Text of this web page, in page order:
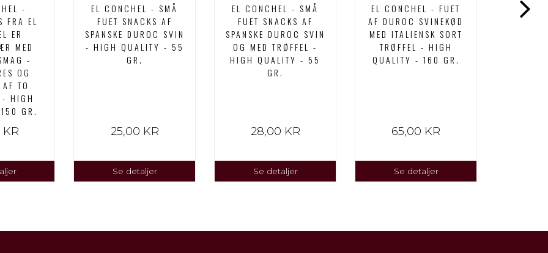
-
FRA EL
ER
MED
-
OG
TO
- HIGH
GR.
EL CONCHEL - SMÅ
FUET SNACKS AF
SPANSKE DUROC SVIN
- HIGH QUALITY - 55
GR.
25,00 KR
Se detaljer
EL CONCHEL - SMÅ
FUET SNACKS AF
SPANSKE DUROC SVIN
OG MED TRØFFEL -
HIGH QUALITY - 55
GR.
28,00 KR
Se detaljer
EL CONCHEL - FUET
AF DUROC SVINEKØD
MED ITALIENSK SORT
TRØFFEL - HIGH
QUALITY - 160 GR.
65,00 KR
Se detaljer